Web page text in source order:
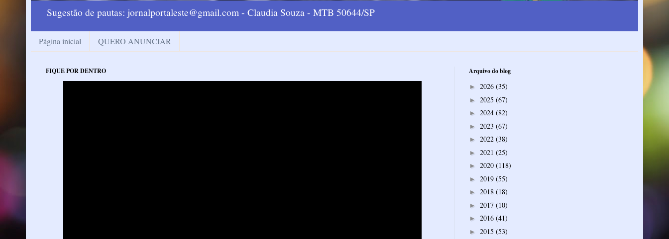
Sugestão de pautas: jornalportaleste@gmail.com - Claudia Souza - MTB 50644/SP
Página inicial QUERO ANUNCIAR
FIQUE POR DENTRO Arquivo do blog
► 2026 (35)
► 2025 (67)
► 2024 (82)
► 2023 (67)
► 2022 (38)
► 2021 (25)
► 2020 (118)
► 2019 (55)
► 2018 (18)
► 2017 (10)
► 2016 (41)
► 2015 (53)